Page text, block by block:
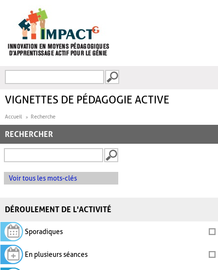
FORMULAIRE DE
VIGNETTES DE PÉDAGOGIE ACTIVE
Accueil Recherche
RECHERCHER
Voir tous les mots-clés
DÉROULEMENT DE L'ACTIVITÉ
Sporadiques
En plusieurs séances